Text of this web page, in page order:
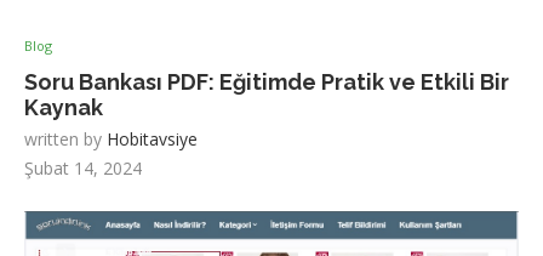
Blog
Soru Bankası PDF: Eğitimde Pratik ve Etkili Bir
Kaynak
written by Hobitavsiye
Şubat 14, 2024